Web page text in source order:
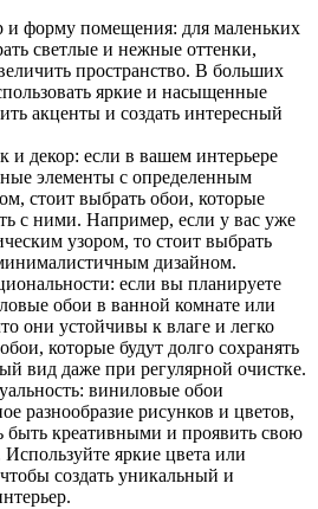
и форму помещения: для маленьких
светлые и нежные оттенки,
пространство. В больших
яркие и насыщенные
акценты и создать интересный
и декор: если в вашем интерьере
элементы с определенным
стоит выбрать обои, которые
с ними. Например, если у вас уже
узором, то стоит выбрать
дизайном.
если вы планируете
обои в ванной комнате или
они устойчивы к влаге и легко
которые будут долго сохранять
вид даже при регулярной очистке.
виниловые обои
разнообразие рисунков и цветов,
быть креативными и проявить свою
яркие цвета или
создать уникальный и